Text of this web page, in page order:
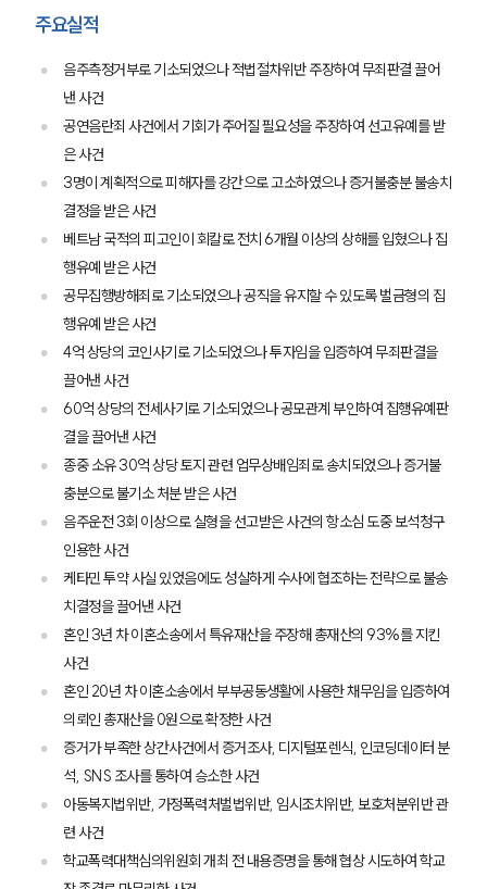
팀소개
팀소개
오시는 길
글로벌 파트너 로펌
고객의 소리
통합검색
법률정보
법률지식인
고객후기
업무분야
건설부 업무
주요실적
음주측정거부로 기소되었으나 적법절차위반 주장하여 무죄판결 끌어
낸 사건
공연음란죄 사건에서 기회가 주어질 필요성을 주장하여 선고유예를 받
은 사건
3명이 계획적으로 피해자를 강간으로 고소하였으나 증거불충분 불송치
결정을 받은 사건
베트남 국적의 피고인이 회칼로 전치 6개월 이상의 상해를 입혔으나 집
행유예 받은 사건
공무집행방해죄로 기소되었으나 공직을 유지할 수 있도록 벌금형의 집
행유예 받은 사건
4억 상당의 코인사기로 기소되었으나 투자임을 입증하여 무죄판결을
끌어낸 사건
60억 상당의 전세사기로 기소되었으나 공모관계 부인하여 집행유예판
결을 끌어낸 사건
종중 소유 30억 상당 토지 관련 업무상배임죄로 송치되었으나 증거불
충분으로 불기소 처분 받은 사건
음주운전 3회 이상으로 실형을 선고받은 사건의 항소심 도중 보석청구
인용한 사건
케타민 투약 사실 있었음에도 성실하게 수사에 협조하는 전략으로 불송
치결정을 끌어낸 사건
혼인 3년 차 이혼소송에서 특유재산을 주장해 총재산의 93%를 지킨
사건
혼인 20년 차 이혼소송에서 부부공동생활에 사용한 채무임을 입증하여
의뢰인 총재산을 0원으로 확정한 사건
증거가 부족한 상간사건에서 증거조사, 디지털포렌식, 인코딩데이터 분
석, SNS 조사를 통하여 승소한 사건
아동복지법위반, 가정폭력처벌법위반, 임시조치위반, 보호처분위반 관
련 사건
학교폭력대책심의위원회 개최 전 내용증명을 통해 협상 시도하여 학교